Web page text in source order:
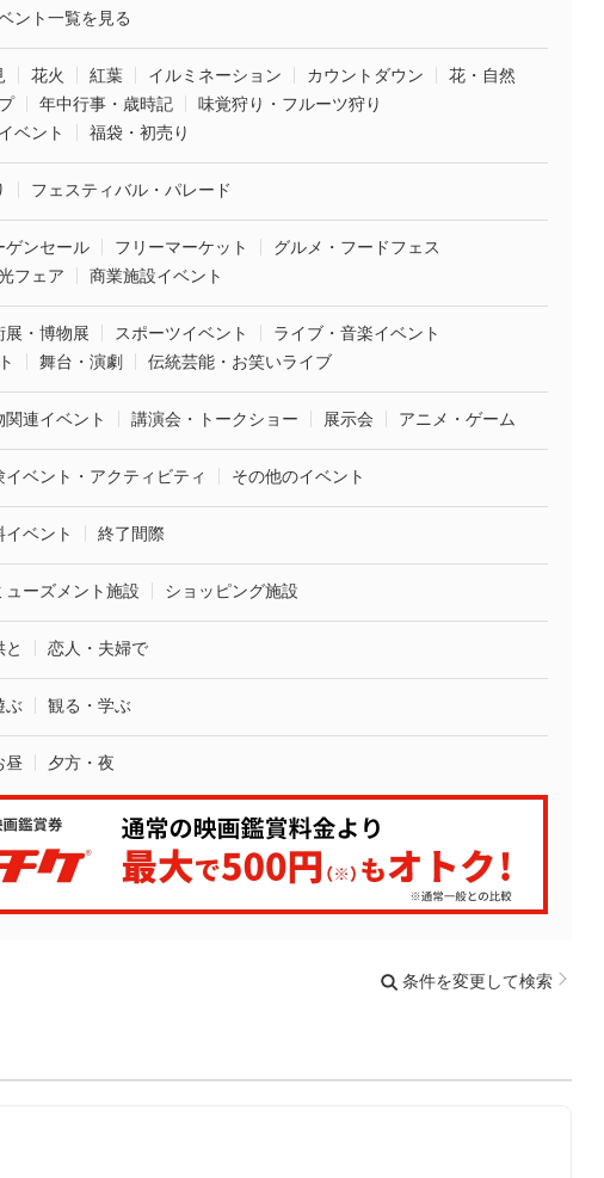
ント一覧を見る
花火 紅葉 イルミネーション カウントダウン
花・自然
年中行事・歳時記
味覚狩り・フルーツ狩り
ベント
福袋・初売り
フェスティバル・パレード
ゲンセール フリーマーケット
グルメ・フードフェス
フェア
商業施設イベント
展・博物展 スポーツイベント
ライブ・音楽イベント
舞台・演劇 伝統芸能・お笑いライブ
関連イベント 講演会・トークショー 展示会 アニメ・ゲーム
イベント・アクティビティ その他のイベント
イベント 終了間際
ューズメント施設 ショッピング施設
と 恋人・夫婦で
ぶ 観る・学ぶ
昼 夕方・夜
条件を変更して検索